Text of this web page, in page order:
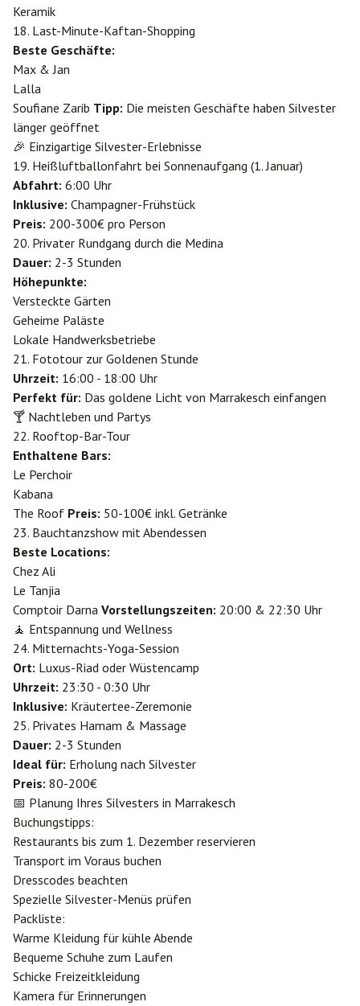
Keramik
18. Last-Minute-Kaftan-Shopping
Beste Geschäfte:
Max & Jan
Lalla
Soufiane Zarib Tipp: Die meisten Geschäfte haben Silvester
länger geöffnet
🎉 Einzigartige Silvester-Erlebnisse
19. Heißluftballonfahrt bei Sonnenaufgang (1. Januar)
Abfahrt: 6:00 Uhr
Inklusive: Champagner-Frühstück
Preis: 200-300€ pro Person
20. Privater Rundgang durch die Medina
Dauer: 2-3 Stunden
Höhepunkte:
Versteckte Gärten
Geheime Paläste
Lokale Handwerksbetriebe
21. Fototour zur Goldenen Stunde
Uhrzeit: 16:00 - 18:00 Uhr
Perfekt für: Das goldene Licht von Marrakesch einfangen
🍸 Nachtleben und Partys
22. Rooftop-Bar-Tour
Enthaltene Bars:
Le Perchoir
Kabana
The Roof Preis: 50-100€ inkl. Getränke
23. Bauchtanzshow mit Abendessen
Beste Locations:
Chez Ali
Le Tanjia
Comptoir Darna Vorstellungszeiten: 20:00 & 22:30 Uhr
🧘 Entspannung und Wellness
24. Mitternachts-Yoga-Session
Ort: Luxus-Riad oder Wüstencamp
Uhrzeit: 23:30 - 0:30 Uhr
Inklusive: Kräutertee-Zeremonie
25. Privates Hamam & Massage
Dauer: 2-3 Stunden
Ideal für: Erholung nach Silvester
Preis: 80-200€
📅 Planung Ihres Silvesters in Marrakesch
Buchungstipps:
Restaurants bis zum 1. Dezember reservieren
Transport im Voraus buchen
Dresscodes beachten
Spezielle Silvester-Menüs prüfen
Packliste:
Warme Kleidung für kühle Abende
Bequeme Schuhe zum Laufen
Schicke Freizeitkleidung
Kamera für Erinnerungen